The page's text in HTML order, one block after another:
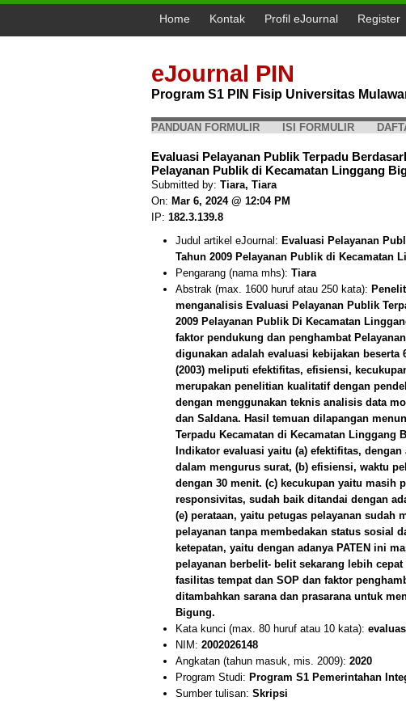
Home Kontak Profil eJournal Register
eJournal PIN
Program S1 PIN Fisip Universitas
PANDUAN FORMULIR ISI FORMULIR
Evaluasi Pelayanan Publik Terpadu
Pelayanan Publik di Kecamatan Linggang
Submitted by: Tiara, Tiara
On: Mar 6, 2024 @ 12:04 PM
IP: 182.3.139.8
Judul artikel eJournal: Evaluasi Pelayanan
Tahun 2009 Pelayanan Publik di Kecamatan
Pengarang (nama mhs): Tiara
Abstrak (max. 1600 huruf atau 250 kata):
menganalisis Evaluasi Pelayanan Publik
2009 Pelayanan Publik Di Kecamatan
faktor pendukung dan penghambat
digunakan adalah evaluasi kebijakan
(2003) meliputi efektifitas, efisiensi,
merupakan penelitian kualitatif dengan
dengan menggunakan teknis analisis data
dan Saldana. Hasil temuan dilapangan
Terpadu Kecamatan di Kecamatan
Indikator evaluasi yaitu (a) efektifitas,
dalam mengurus surat, (b) efisiensi, waktu
dengan 30 menit. (c) kecukupan yaitu masih
responsivitas, sudah baik ditandai dengan
(e) perataan, yaitu petugas pelayanan sudah
pelayanan tanpa membedakan status sosial
ketepatan, yaitu dengan adanya PATEN ini
pelayanan berbelit- belit sekarang lebih
fasilitas tempat dan SOP dan faktor
ditambahkan sarana dan prasarana untuk
Bigung.
Kata kunci (max. 80 huruf atau 10 kata):
NIM: 2002026148
Angkatan (tahun masuk, mis. 2009): 2020
Program Studi: Program S1 Pemerintahan
Sumber tulisan: Skripsi